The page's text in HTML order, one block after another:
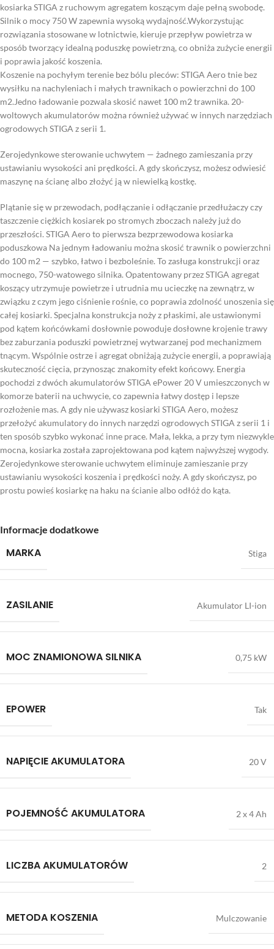
kosiarka STIGA z ruchowym agregatem koszącym daje pełną swobodę.
Silnik o mocy 750 W zapewnia wysoką wydajność.Wykorzystując
rozwiązania stosowane w lotnictwie, kieruje przepływ powietrza w
sposób tworzący idealną poduszkę powietrzną, co obniża zużycie energii
i poprawia jakość koszenia.
Koszenie na pochyłym terenie bez bólu pleców: STIGA Aero tnie bez
wysiłku na nachyleniach i małych trawnikach o powierzchni do 100
m2.Jedno ładowanie pozwala skosić nawet 100 m2 trawnika. 20-
woltowych akumulatorów można również używać w innych narzędziach
ogrodowych STIGA z serii 1.
Zerojedynkowe sterowanie uchwytem — żadnego zamieszania przy
ustawianiu wysokości ani prędkości. A gdy skończysz, możesz odwiesić
maszynę na ścianę albo złożyć ją w niewielką kostkę.
Plątanie się w przewodach, podłączanie i odłączanie przedłużaczy czy
taszczenie ciężkich kosiarek po stromych zboczach należy już do
przeszłości. STIGA Aero to pierwsza bezprzewodowa kosiarka
poduszkowa Na jednym ładowaniu można skosić trawnik o powierzchni
do 100 m2 — szybko, łatwo i bezboleśnie. To zasługa konstrukcji oraz
mocnego, 750-watowego silnika. Opatentowany przez STIGA agregat
koszący utrzymuje powietrze i utrudnia mu ucieczkę na zewnątrz, w
związku z czym jego ciśnienie rośnie, co poprawia zdolność unoszenia się
całej kosiarki. Specjalna konstrukcja noży z płaskimi, ale ustawionymi
pod kątem końcówkami dosłownie powoduje dosłowne krojenie trawy
bez zaburzania poduszki powietrznej wytwarzanej pod mechanizmem
tnącym. Wspólnie ostrze i agregat obniżają zużycie energii, a poprawiają
skuteczność cięcia, przynosząc znakomity efekt końcowy. Energia
pochodzi z dwóch akumulatorów STIGA ePower 20 V umieszczonych w
komorze baterii na uchwycie, co zapewnia łatwy dostęp i lepsze
rozłożenie mas. A gdy nie używasz kosiarki STIGA Aero, możesz
przełożyć akumulatory do innych narzędzi ogrodowych STIGA z serii 1 i
ten sposób szybko wykonać inne prace. Mała, lekka, a przy tym niezwykle
mocna, kosiarka została zaprojektowana pod kątem najwyższej wygody.
Zerojedynkowe sterowanie uchwytem eliminuje zamieszanie przy
ustawianiu wysokości koszenia i prędkości noży. A gdy skończysz, po
prostu powieś kosiarkę na haku na ścianie albo odłóż do kąta.
Informacje dodatkowe
MARKA Stiga
ZASILANIE Akumulator LI-ion
MOC ZNAMIONOWA SILNIKA 0,75 kW
EPOWER Tak
NAPIĘCIE AKUMULATORA 20 V
POJEMNOŚĆ AKUMULATORA 2 x 4 Ah
LICZBA AKUMULATORÓW 2
METODA KOSZENIA Mulczowanie